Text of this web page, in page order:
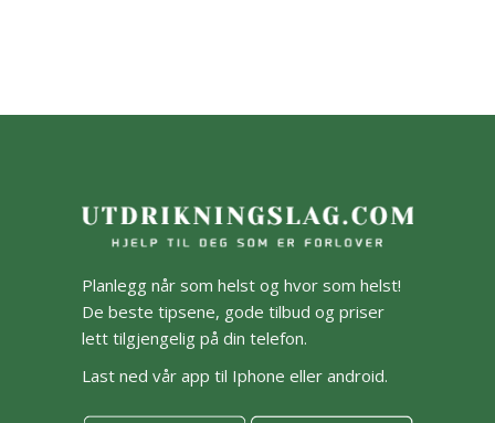
Planlegg når som helst og hvor som helst!
De beste tipsene, gode tilbud og priser
lett tilgjengelig på din telefon.
Last ned vår app til Iphone eller android.